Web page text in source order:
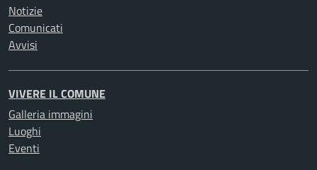
Notizie
Comunicati
Avvisi
VIVERE IL COMUNE
Galleria immagini
Luoghi
Eventi